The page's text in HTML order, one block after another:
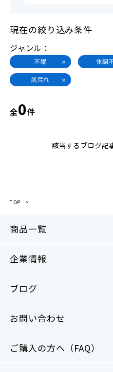
現在の絞り込み条件
ジャンル
不眠 体調
肌荒れ
全0件
該当するブログ記
TOP
商品一覧
企業情報
ブログ
お問い合わせ
ご購入の方へ（FAQ）